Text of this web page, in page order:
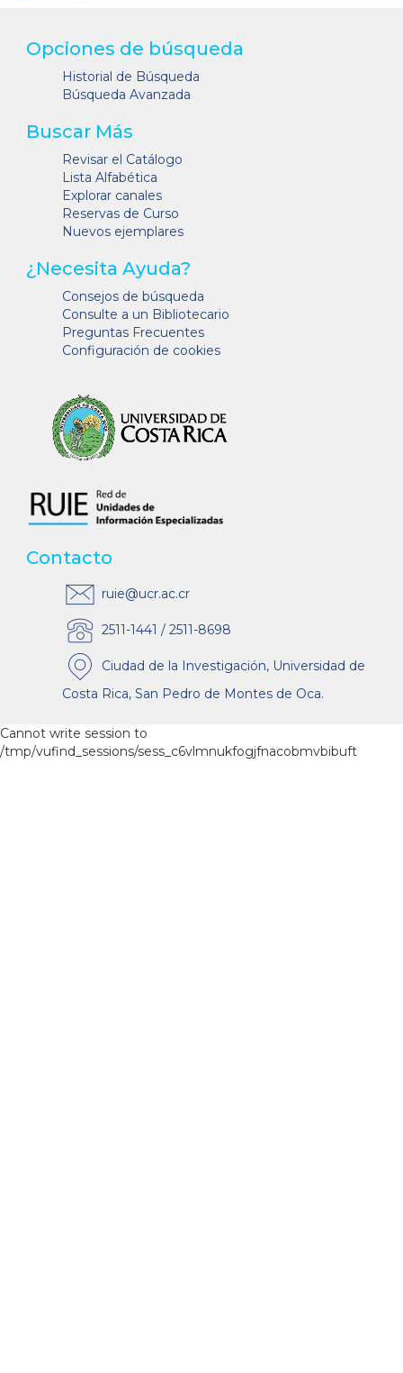
Opciones de búsqueda
Historial de Búsqueda
Búsqueda Avanzada
Buscar Más
Revisar el Catálogo
Lista Alfabética
Explorar canales
Reservas de Curso
Nuevos ejemplares
¿Necesita Ayuda?
Consejos de búsqueda
Consulte a un Bibliotecario
Preguntas Frecuentes
Configuración de cookies
Contacto
ruie@ucr.ac.cr
2511-1441 / 2511-8698
Ciudad de la Investigación, Universidad de
Costa Rica, San Pedro de Montes de Oca.
Cannot write session to
/tmp/vufind_sessions/sess_c6vlmnukfogjfnacobmvbibuft